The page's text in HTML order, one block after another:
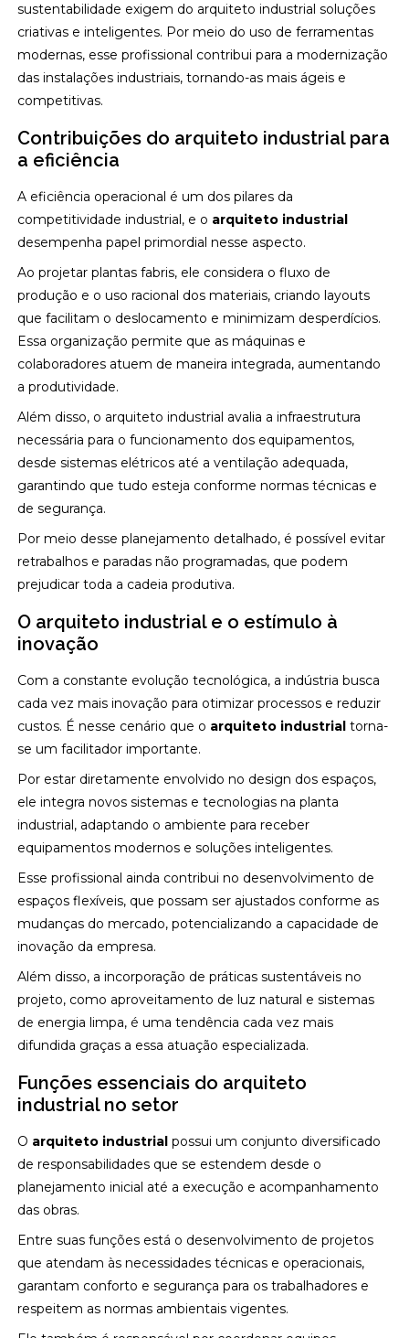
sustentabilidade exigem do arquiteto industrial soluções
criativas e inteligentes. Por meio do uso de ferramentas
modernas, esse profissional contribui para a modernização
das instalações industriais, tornando-as mais ágeis e
competitivas.
Contribuições do arquiteto industrial para
a eficiência
A eficiência operacional é um dos pilares da
competitividade industrial, e o arquiteto industrial
desempenha papel primordial nesse aspecto.
Ao projetar plantas fabris, ele considera o fluxo de
produção e o uso racional dos materiais, criando layouts
que facilitam o deslocamento e minimizam desperdícios.
Essa organização permite que as máquinas e
colaboradores atuem de maneira integrada, aumentando
a produtividade.
Além disso, o arquiteto industrial avalia a infraestrutura
necessária para o funcionamento dos equipamentos,
desde sistemas elétricos até a ventilação adequada,
garantindo que tudo esteja conforme normas técnicas e
de segurança.
Por meio desse planejamento detalhado, é possível evitar
retrabalhos e paradas não programadas, que podem
prejudicar toda a cadeia produtiva.
O arquiteto industrial e o estímulo à
inovação
Com a constante evolução tecnológica, a indústria busca
cada vez mais inovação para otimizar processos e reduzir
custos. É nesse cenário que o arquiteto industrial torna-
se um facilitador importante.
Por estar diretamente envolvido no design dos espaços,
ele integra novos sistemas e tecnologias na planta
industrial, adaptando o ambiente para receber
equipamentos modernos e soluções inteligentes.
Esse profissional ainda contribui no desenvolvimento de
espaços flexíveis, que possam ser ajustados conforme as
mudanças do mercado, potencializando a capacidade de
inovação da empresa.
Além disso, a incorporação de práticas sustentáveis no
projeto, como aproveitamento de luz natural e sistemas
de energia limpa, é uma tendência cada vez mais
difundida graças a essa atuação especializada.
Funções essenciais do arquiteto
industrial no setor
O arquiteto industrial possui um conjunto diversificado
de responsabilidades que se estendem desde o
planejamento inicial até a execução e acompanhamento
das obras.
Entre suas funções está o desenvolvimento de projetos
que atendam às necessidades técnicas e operacionais,
garantam conforto e segurança para os trabalhadores e
respeitem as normas ambientais vigentes.